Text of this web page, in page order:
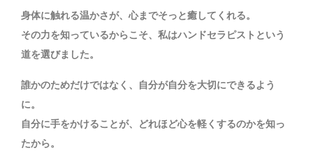
身体に触れる温かさが、心までそっと癒してくれる。
その力を知っているからこそ、私はハンドセラピストという
道を選びました。
誰かのためだけではなく、自分が自分を大切にできるよう
に。
自分に手をかけることが、どれほど心を軽くするのかを知っ
たから。